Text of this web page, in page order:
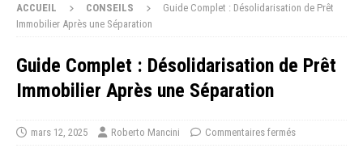
ACCUEIL CONSEILS
Guide Complet : Désolidarisation de Prêt
Immobilier Après une Séparation
Guide Complet : Désolidarisation de Prêt
Immobilier Après une Séparation
mars 12, 2025 Roberto Mancini Commentaires fermés